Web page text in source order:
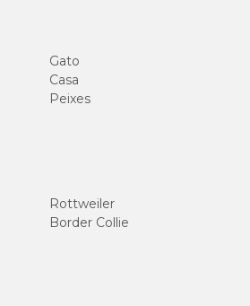
Gato
Casa
Peixes
Rottweiler
Border Collie